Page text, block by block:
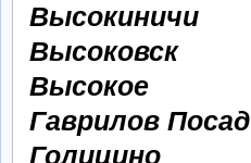
Высокиничи
Высоковск
Высокое
Гаврилов Посад
Голицино